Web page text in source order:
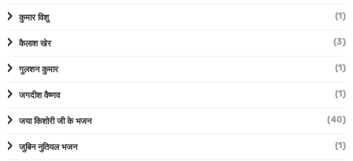
कुमार विशु (1)
कैलाश खेर (3)
गुलशन कुमार (1)
जगदीश वैष्णव (1)
जया किशोरी जी के भजन (40)
जुबिन नुतियल भजन (1)